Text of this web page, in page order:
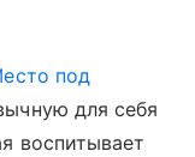
под
для себя
воспитывает